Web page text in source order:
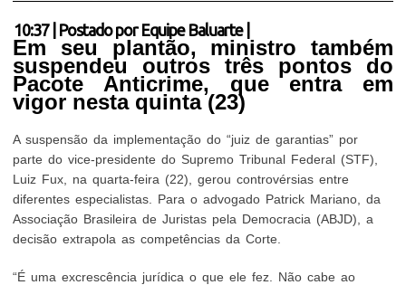
10:37| Postado por Equipe Baluarte
Em seu plantão, ministro também
suspendeu outros três pontos do
Pacote Anticrime, que entra em
vigor nesta quinta (23)
A suspensão da implementação do “juiz de garantias” por
parte do vice-presidente do Supremo Tribunal Federal (STF),
Luiz Fux, na quarta-feira (22), gerou controvérsias entre
diferentes especialistas. Para o advogado Patrick Mariano, da
Associação Brasileira de Juristas pela Democracia (ABJD), a
decisão extrapola as competências da Corte.
“É uma excrescência jurídica o que ele fez. Não cabe ao